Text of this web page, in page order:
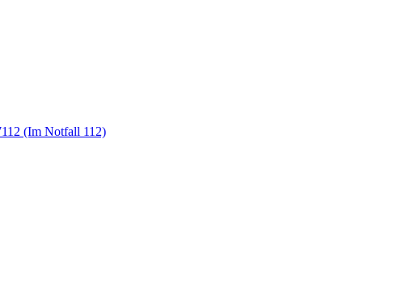
(Im Notfall 112)